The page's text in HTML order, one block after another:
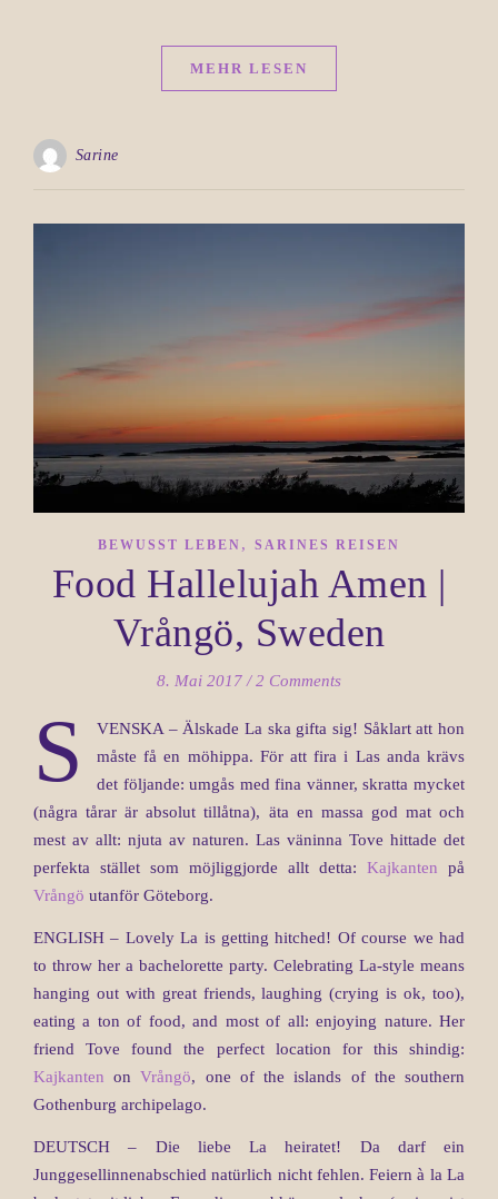
MEHR LESEN
Sarine
BEWUSST LEBEN , SARINES REISEN
Food Hallelujah Amen |
Vrångö, Sweden
8. Mai 2017 / 2 Comments
S
VENSKA – Älskade La ska gifta sig! Såklart att hon
måste få en möhippa. För att fira i Las anda krävs
det följande: umgås med fina vänner, skratta mycket
(några tårar är absolut tillåtna), äta en massa god mat och
mest av allt: njuta av naturen. Las väninna Tove hittade det
perfekta stället som möjliggjorde allt detta: Kajkanten på
Vrångö utanför Göteborg.
ENGLISH – Lovely La is getting hitched! Of course we had
to throw her a bachelorette party. Celebrating La-style means
hanging out with great friends, laughing (crying is ok, too),
eating a ton of food, and most of all: enjoying nature. Her
friend Tove found the perfect location for this shindig:
Kajkanten onVrångö, one of the islands of the southern
Gothenburg archipelago.
DEUTSCH – Die liebe La heiratet! Da darf ein
Junggesellinnenabschied natürlich nicht fehlen. Feiern à la La